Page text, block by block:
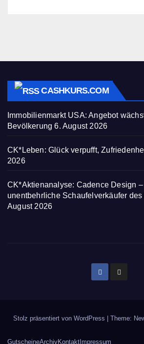
CASHKURS.COM
Immobilienmarkt USA: Angebot
Bevölkerung 6. August 2026
CK*Leben: Glück verpufft,
2026
CK*Aktienanalyse: Cadence Design
unentbehrliche Schaufelverkäufer des
August 2026
Stolz präsentiert von WordPress | Theme:
GutscheineArchivKontakt Impressum